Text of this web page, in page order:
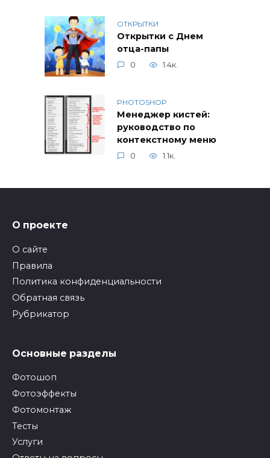
ОТКРЫТКИ
Открытки с Днем
отца-папы
0 1.4к.
PHOTOSHOP
Менеджер кистей:
руководство по
контекстному меню
0 1.1к.
О проекте
О сайте
Правила
Политика конфиденциальности
Обратная связь
Рубрикатор
Основные разделы
Фотошоп
Фотоэффекты
Фотомонтаж
Тесты
Услуги